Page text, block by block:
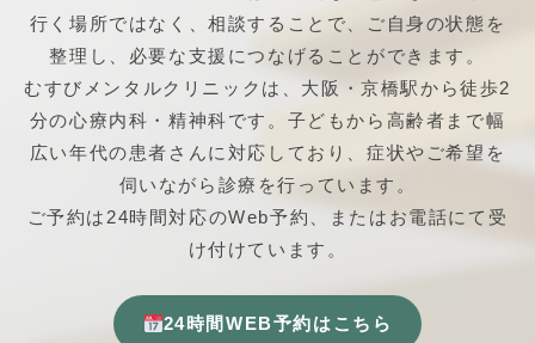
行く場所ではなく、相談することで、ご自身の状態を
整理し、必要な支援につなげることができます。
むすびメンタルクリニックは、大阪・京橋駅から徒歩2
分の心療内科・精神科です。子どもから高齢者まで幅
広い年代の患者さんに対応しており、症状やご希望を
伺いながら診療を行っています。
ご予約は24時間対応のWeb予約、またはお電話にて受
け付けています。
24時間WEB予約はこちら